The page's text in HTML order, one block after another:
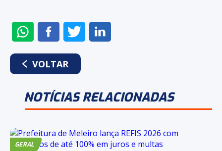
ENVIAR
NO
WHATSAPP
COMPARTILHAR
NO
FACEBOOK
COMPARTILHAR
NO
VOLTAR
NOTÍCIAS RELACIONADAS
GERAL